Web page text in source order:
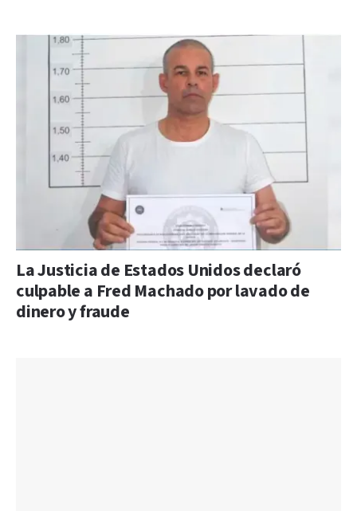
La Justicia de Estados Unidos declaró
culpable a Fred Machado por lavado de
dinero y fraude